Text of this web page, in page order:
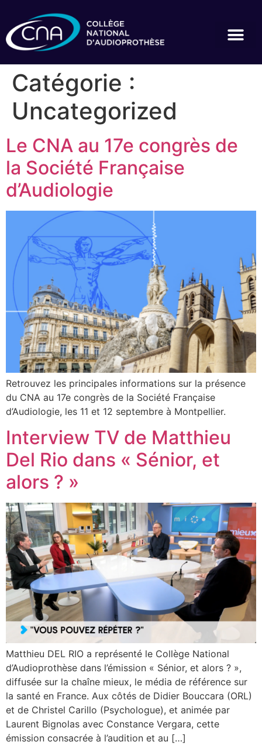
Catégorie :
Uncategorized
Le CNA au 17e congrès de
la Société Française
d’Audiologie
Retrouvez les principales informations sur la présence
du CNA au 17e congrès de la Société Française
d’Audiologie, les 11 et 12 septembre à Montpellier.
Interview TV de Matthieu
Del Rio dans « Sénior, et
alors ? »
Matthieu DEL RIO a représenté le Collège National
d’Audioprothèse dans l’émission « Sénior, et alors ? »,
diffusée sur la chaîne mieux, le média de référence sur
la santé en France. Aux côtés de Didier Bouccara (ORL)
et de Christel Carillo (Psychologue), et animée par
Laurent Bignolas avec Constance Vergara, cette
émission consacrée à l’audition et au […]